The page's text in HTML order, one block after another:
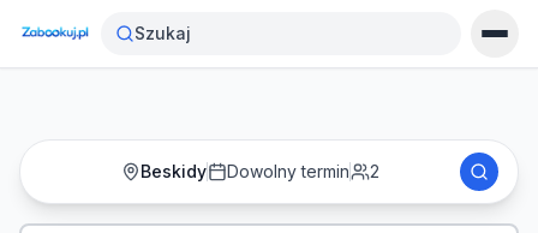
Strona główna›Noclegi
Szukaj
Beskidy Dowolny termin 2